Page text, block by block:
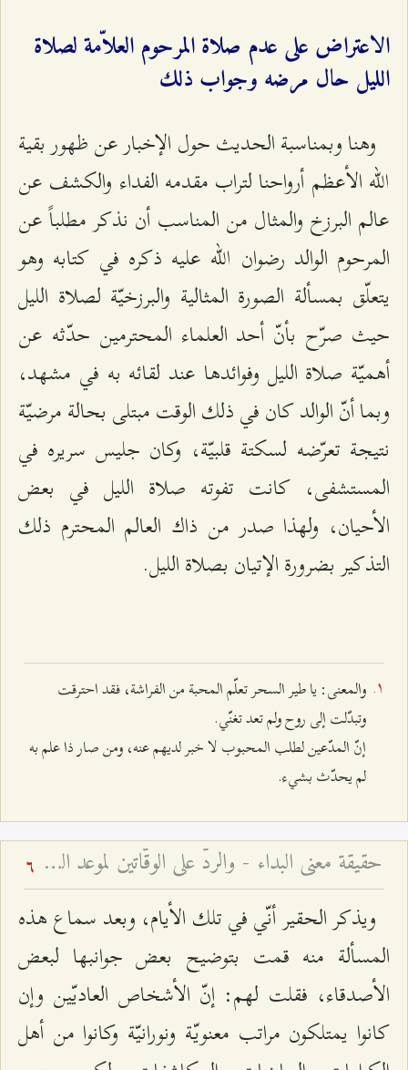
الاعتراض على عدم صلاة المرحوم العلاّمة لصلاة
الليل حال مرضه وجواب ذلك‌
وهنا وبمناسبة الحديث حول الإخبار عن ظهور بقية
الله الأعظم أرواحنا لتراب مقدمه الفداء والكشف عن
عالم البرزخ والمثال من المناسب أن نذكر مطلباً عن
المرحوم الوالد رضوان الله عليه ذكره في كتابه وهو
يتعلّق بمسألة الصورة المثالية والبرزخيّة لصلاة الليل
حيث صرّح بأنّ أحد العلماء المحترمين حدّثه عن
أهميّة صلاة الليل وفوائدها عند لقائه به في مشهد،
وبما أنّ الوالد كان في ذلك الوقت مبتلى بحالة مرضيّة
نتيجة تعرّضه لسكتة قلبيّة، وكان جليس سريره في
المستشفى، كانت تفوته صلاة الليل في بعض
الأحيان، ولهذا صدر من ذاك العالم المحترم ذلك
التذكير بضرورة الإتيان بصلاة الليل.
والمعنى: يا طير السحر تعلّم المحبة من الفراشة، فقد احترقت
وتبدّلت إلى روح ولم تعد تغنّي.
إنّ المدّعين لطلب المحبوب لا خبر لديهم عنه، ومن صار ذا علم به
لم يحدّث بشي‌ء.
حقيقة معنى البداء - والردّ على الوقّاتين لموعد الظهور 6
ويذكر الحقير أنّي في تلك الأيام، وبعد سماع هذه
المسألة منه قمت بتوضيح بعض جوانبها لبعض
الأصدقاء، فقلت لهم: إنّ الأشخاص العاديّين وإن
كانوا يمتلكون مراتب معنويّة ونورانيّة وكانوا من أهل